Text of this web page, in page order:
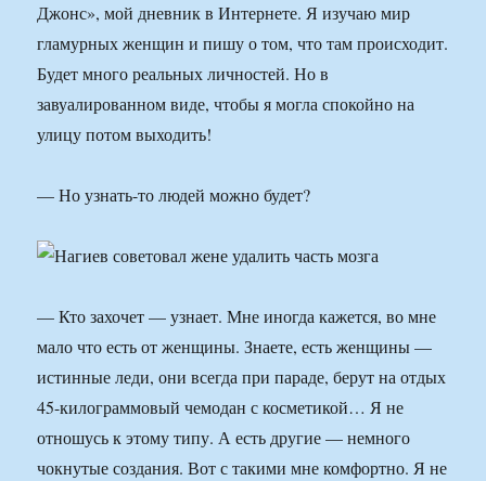
Джонс», мой дневник в Интернете. Я изучаю мир
гламурных женщин и пишу о том, что там происходит.
Будет много реальных личностей. Но в
завуалированном виде, чтобы я могла спокойно на
улицу потом выходить!
— Но узнать-то людей можно будет?
— Кто захочет — узнает. Мне иногда кажется, во мне
мало что есть от женщины. Знаете, есть женщины —
истинные леди, они всегда при параде, берут на отдых
45-килограммовый чемодан с косметикой… Я не
отношусь к этому типу. А есть другие — немного
чокнутые создания. Вот с такими мне комфортно. Я не